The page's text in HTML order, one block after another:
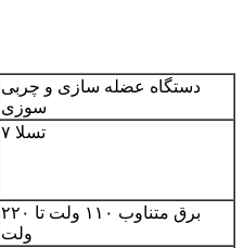
دستگاه عضله سازی و چربی
سوزی
۷ تسلا
برق متناوب ۱۱۰ ولت تا ۲۲۰
ولت